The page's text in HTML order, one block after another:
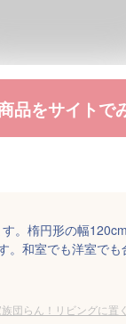
品をサイトで
。楕円形の幅
。和室でも洋室で
団らん！リビングに置